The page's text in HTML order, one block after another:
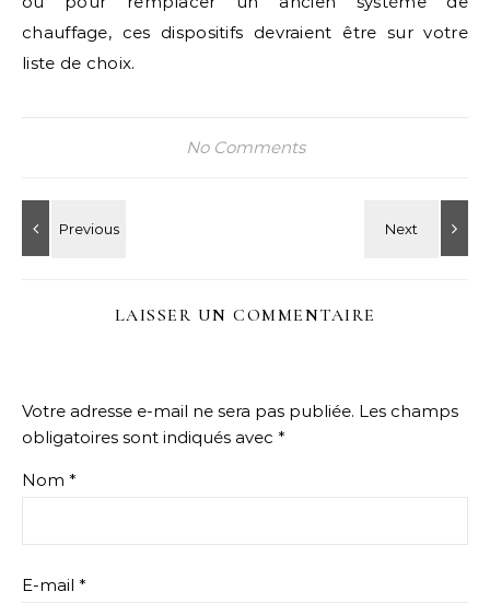
chauffage, ces dispositifs devraient être sur votre
liste de choix.
No Comments
LAISSER UN COMMENTAIRE
Votre adresse e-mail ne sera pas publiée. Les champs
obligatoires sont indiqués avec *
Nom *
E-mail *